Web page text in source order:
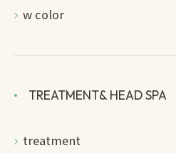
w color
TREATMENT& HEAD SPA
treatment